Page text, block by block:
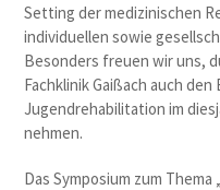
Setting der medizinischen
individuellen sowie
Besonders freuen wir uns,
Fachklinik Gaißach auch
Jugendrehabilitation im
nehmen.
Das Symposium zum